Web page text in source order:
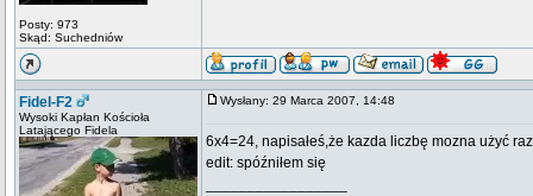
Posty: 973
Skąd: Suchedniów
Fidel-F2
Wysoki Kapłan Kościoła
Latającego Fidela
Wysłany: 29 Marca 2007, 14:48
6x4=24, napisałeś,że kazda liczbę mozna użyć
edit: spóźniłem się